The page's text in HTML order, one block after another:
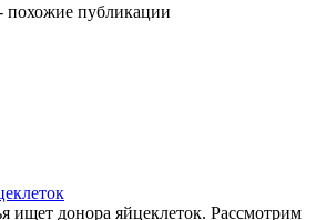
публикации
ищет донора яйцеклеток. Рассмотрим